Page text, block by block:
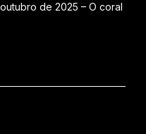
de 2025 – O coral